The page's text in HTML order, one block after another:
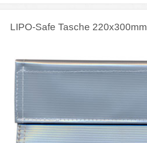
LIPO-Safe Tasche 220x300mm